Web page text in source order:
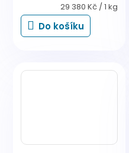
Měrná
cena:
29 380 Kč / 1 kg
Do košíku